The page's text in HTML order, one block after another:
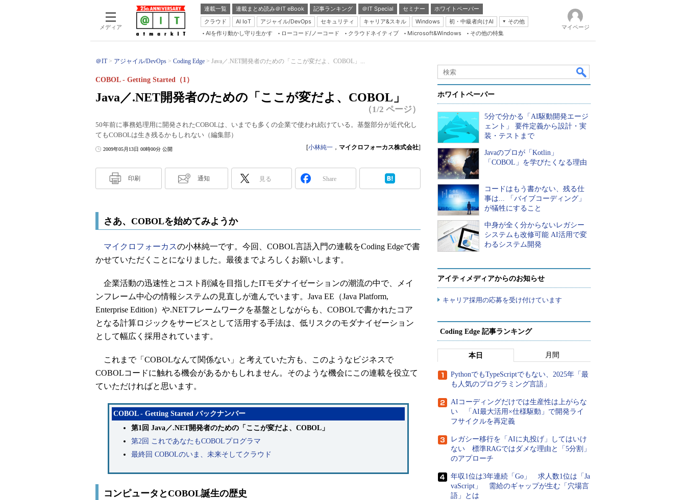
メディア
連載一覧 連載まとめ読み＠IT eBook 記事ランキング ＠IT Special セミナー
ホワイトペーパー
クラウド
AI IoT アジャイル/DevOps セキュリティ キャリア&スキル Windows 初・中級者向けAI
その他
Server & Storage
Database Expert
Master of IP Network
Security & Trust
Test & Tools
AIを作り動かし守り生かす ローコード/ノーコード クラウドネイティブ Microsoft&Windows その他の特集
マイページ
＠IT アジャイル/DevOps Coding Edge Java／.NET開発者のための「ここが変だよ、COBOL」...
Java／.NET開発者のための「ここが変だよ、COBOL」
COBOL - Getting Started（1）
（1/2 ページ）
50年前に事務処理用に開発されたCOBOLは、いまでも多くの企業で使われ続けている。基盤部分が近代化し
てもCOBOLは生き残るかもしれない（編集部）
2009年05月13日 00時00分 公開 [小林純一 ， マイクロフォーカス株式会社]
印刷 通知 見る Share
さあ、COBOLを始めてみようか
マイクロフォーカスの小林純一です。今回、COBOL言語入門の連載をCoding Edgeで書
かせていただくことになりました。最後までよろしくお願いします。
企業活動の迅速性とコスト削減を目指したITモダナイゼーションの潮流の中で、メイ
ンフレーム中心の情報システムの見直しが進んでいます。Java EE（Java Platform,
Enterprise Edition）や.NETフレームワークを基盤としながらも、COBOLで書かれたコア
となる計算ロジックをサービスとして活用する手法は、低リスクのモダナイゼーション
として幅広く採用されています。
これまで「COBOLなんて関係ない」と考えていた方も、このようなビジネスで
COBOLコードに触れる機会があるかもしれません。そのような機会にこの連載を役立て
ていただければと思います。
COBOL - Getting Started バックナンバー
第1回 Java／.NET開発者のための「ここが変だよ、COBOL」
第2回 これであなたもCOBOLプログラマ
最終回 COBOLのいま、未来そしてクラウド
コンピュータとCOBOL誕生の歴史
ホワイトペーパー
5分で分かる「AI駆動開発エージ
ェント」 要件定義から設計・実
装・テストまで
Javaのプロが「Kotlin」
「COBOL」を学びたくなる理由
コードはもう書かない、残る仕
事は... 「バイブコーディング」
が犠牲にすること
中身が全く分からないレガシー
システムも改修可能 AI活用で変
わるシステム開発
アイティメディアからのお知らせ
キャリア採用の応募を受け付けています
Coding Edge 記事ランキング
本日 月間
PythonでもTypeScriptでもない、2025年「最
も人気のプログラミング言語」
AIコーディングだけでは生産性は上がらな
い 「AI最大活用×仕様駆動」で開発ライ
フサイクルを再定義
レガシー移行を「AIに丸投げ」してはいけ
ない 標準RAGではダメな理由と「5分割」
のアプローチ
年収1位は3年連続「Go」 求人数1位は「Ja
vaScript」 需給のギャップが生む「穴場言
語」とは